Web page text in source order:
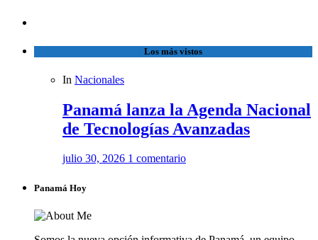
Los más vistos
In Nacionales
Panamá lanza la Agenda Nacional
de Tecnologías Avanzadas
julio 30, 2026 1 comentario
Panamá Hoy